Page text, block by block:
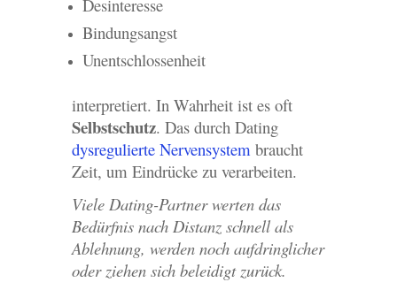
Desinteresse
Bindungsangst
Unentschlossenheit
interpretiert. In Wahrheit ist es oft
Selbstschutz. Das durch Dating
dysregulierte Nervensystembraucht
Zeit, um Eindrücke zu verarbeiten.
Viele Dating-Partner werten das
Bedürfnis nach Distanz schnell als
Ablehnung, werden noch aufdringlicher
oder ziehen sich beleidigt zurück.